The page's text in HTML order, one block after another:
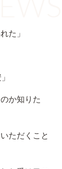
た」
か知りた
ただくこと